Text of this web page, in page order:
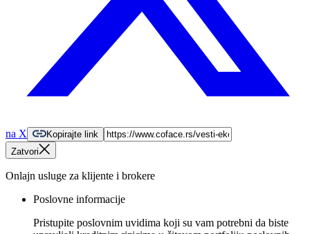
na X
Kopirajte link
Zatvori
Onlajn usluge za klijente i brokere
Poslovne informacije
Pristupite poslovnim uvidima koji su vam potrebni da biste